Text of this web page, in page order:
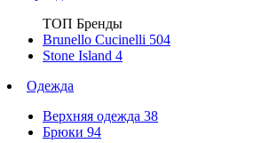
ТОП Бренды
Brunello Cucinelli 504
Stone Island 4
Одежда
Верхняя одежда 38
Брюки 94